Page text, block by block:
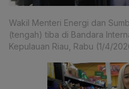
Wakil Menteri Energi dan
(tengah) tiba di Bandara
Kepulauan Riau, Rabu (1/4/